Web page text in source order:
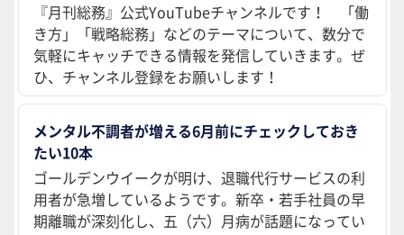
『月刊総務』公式YouTubeチャンネルです！ 「働
き方」「戦略総務」などのテーマについて、数分で
気軽にキャッチできる情報を発信していきます。ぜ
ひ、チャンネル登録をお願いします！
メンタル不調者が増える6月前にチェックしておき
たい10本
ゴールデンウイークが明け、退職代行サービスの利
用者が急増しているようです。新卒・若手社員の早
期離職が深刻化し、五（六）月病が話題になってい